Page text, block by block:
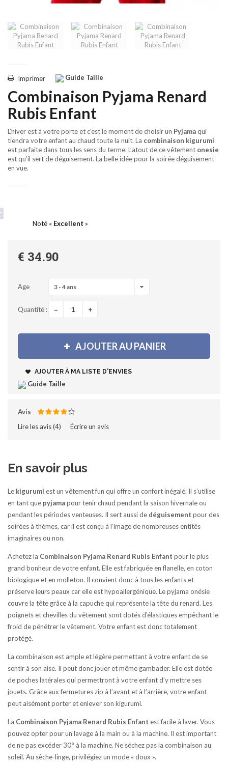
Guide Taille
Imprimer
Combinaison Pyjama Renard
Rubis Enfant
L’hiver est à votre porte et c’est le moment de choisir un Pyjamaqui
tiendra votre enfant au chaud toute la nuit. La combinaison kigurumi
est parfaite dans tous les sens du terme. L’atout de ce vêtement onesie
est qu’il sert de déguisement. La belle idée pour la soirée déguisement
en vue.
Noté « Excellent »
€ 34.90
Age 3 - 4 ans
Quantité : - +
AJOUTER AU PANIER
AJOUTER À MA LISTE D'ENVIES
Guide Taille
Avis
Lire les avis (4)‎ Écrire un avis
En savoir plus
Le kigurumi est un vêtement fun qui offre un confort inégalé. Il s’utilise
en tant que pyjamapour tenir chaud pendant la saison hivernale ou
pendant les périodes venteuses. Il sert aussi de déguisement pour des
soirées à thèmes, car il est conçu à l’image de nombreuses entités
imaginaires ou non.
Achetez la Combinaison Pyjama Renard Rubis Enfant pour le plus
grand bonheur de votre enfant. Elle est fabriquée en flanelle, en coton
biologique et en molleton. Il convient donc à tous les enfants et
préserve leurs peaux car elle est hypoallergénique. Le pyjama onésie
couvre la tête grâce à la capuche qui représente la tête du renard. Les
poignets et chevilles du vêtement sont dotés d’élastiques empêchant le
froid de pénétrer le vêtement. Votre enfant est donc totalement
protégé.
La combinaison est ample et légère permettant à votre enfant de se
sentir à son aise. Il peut donc jouer et même gambader. Elle est dotée
de poches latérales qui permettront à votre enfant d’y mettre ses
jouets. Grâce aux fermetures zip à l’avant et à l’arrière, votre enfant
peut aisément porter et enlever son kigurumi.
La Combinaison Pyjama Renard Rubis Enfant est facile à laver. Vous
pouvez opter pour un lavage à la main ou à la machine. Il est important
de ne pas excéder 30° à la machine. Ne séchez pas la combinaison au
soleil. Au sèche-linge, privilégiez un mode « doux ».